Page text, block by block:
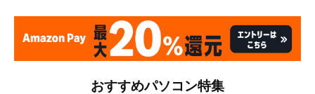
おすすめパソコン特集